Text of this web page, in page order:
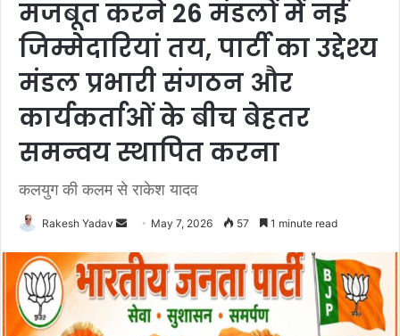
मजबूत करने 26 मंडलों में नई
जिम्मेदारियां तय, पार्टी का उद्देश्य
मंडल प्रभारी संगठन और
कार्यकर्ताओं के बीच बेहतर
समन्वय स्थापित करना
कलयुग की कलम से राकेश यादव
Rakesh Yadav
n
d
a
May 7, 2026 57 1 minute read